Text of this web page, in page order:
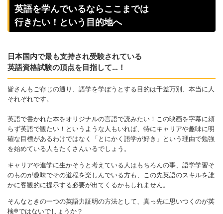
英語を学んでいるならここまでは
行きたい！という目的地へ
日本国内で最も支持され受験されている
英語資格試験の頂点を目指して…！
皆さんもご存じの通り、語学を学ぼうとする目的は千差万別、本当に人
それぞれです。
英語で書かれた本をオリジナルの言語で読みたい！この映画を字幕に頼
らず英語で観たい！というような人もいれば、特にキャリアや趣味に明
確な目標があるわけではなく「とにかく語学が好き」という理由で勉強
を始めている人もたくさんいるでしょう。
キャリアや進学に生かそうと考えている人はもちろんの事、語学学習そ
のものが趣味でその道程を楽しんでいる方も、この先英語のスキルを誰
かに客観的に提示する必要が出てくるかもしれません。
そんなときの一つの英語力証明の方法として、真っ先に思いつくのが英
検®ではないでしょうか？